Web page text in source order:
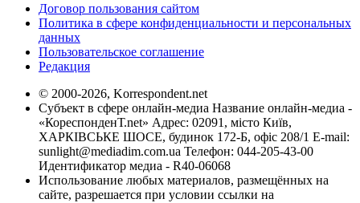
Договор пользования сайтом
Политика в сфере конфиденциальности и персональных
данных
Пользовательское соглашение
Редакция
© 2000-2026, Korrespondent.net
Субъект в сфере онлайн-медиа Название онлайн-медиа -
«КореспонденТ.net» Адрес: 02091, місто Київ,
ХАРКІВСЬКЕ ШОСЕ, будинок 172-Б, офіс 208/1 E-mail:
sunlight@mediadim.com.ua Телефон: 044-205-43-00
Идентификатор медиа - R40-06068
Использование любых материалов, размещённых на
сайте, разрешается при условии ссылки на